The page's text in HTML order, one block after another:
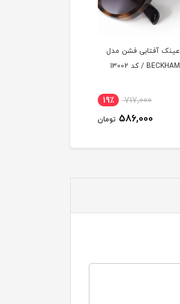
عینک آفتابی فشن مدل
BECKHAM / کد 13002
717,000 19٪
586,000 تومان